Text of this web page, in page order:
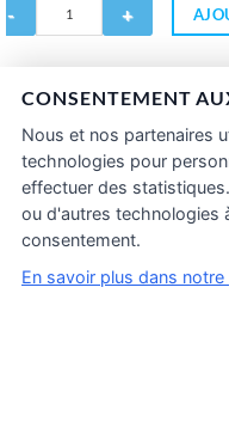
Conditions générales de
CONSENTEMENT
Nous et nos partenaires
technologies pour
effectuer des
ou d'autres technologies
consentement.
En savoir plus dans